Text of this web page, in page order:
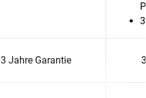
3 Jahre Garantie